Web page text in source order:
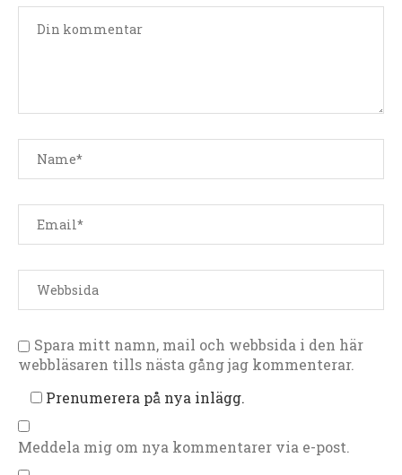
Spara mitt namn, mail och webbsida i den här
webbläsaren tills nästa gång jag kommenterar.
Prenumerera på nya inlägg.
Meddela mig om nya kommentarer via e-post.